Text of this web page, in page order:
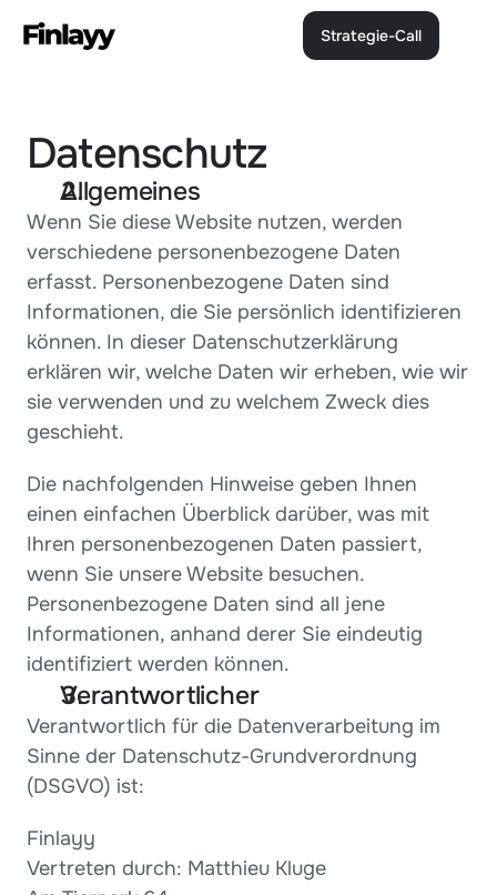
Datenschutz
Allgemeines
Wenn Sie diese Website nutzen, werden
verschiedene personenbezogene Daten
erfasst. Personenbezogene Daten sind
Informationen, die Sie persönlich identifizieren
können. In dieser Datenschutzerklärung
erklären wir, welche Daten wir erheben, wie wir
sie verwenden und zu welchem Zweck dies
geschieht.
Die nachfolgenden Hinweise geben Ihnen
einen einfachen Überblick darüber, was mit
Ihren personenbezogenen Daten passiert,
wenn Sie unsere Website besuchen.
Personenbezogene Daten sind all jene
Informationen, anhand derer Sie eindeutig
identifiziert werden können.
Verantwortlicher
Verantwortlich für die Datenverarbeitung im
Sinne der Datenschutz-Grundverordnung
(DSGVO) ist:
Finlayy
Vertreten durch: Matthieu Kluge
Strategie-Call
Strategie-Call